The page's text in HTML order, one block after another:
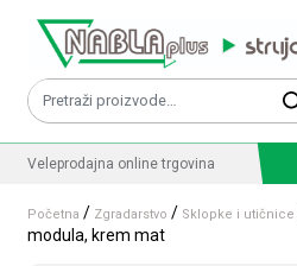
Pretraži:
Veleprodajna online trgovina
Početna / Zgradarstvo / Sklopke i utičnice
modula, krem mat